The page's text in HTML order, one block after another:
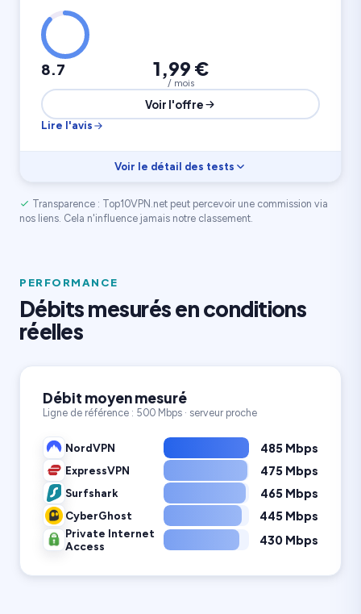
8.7 1,99 €
/ mois
Voir l'offre
Lire l'avis
Voir le détail des tests
Vitesse
8.6
Streaming
Transparence : Top10VPN.net peut percevoir une commission via
nos liens. Cela n'influence jamais notre classement.
PERFORMANCE
Débits mesurés en conditions
réelles
Débit moyen mesuré
Ligne de référence : 500 Mbps · serveur proche
NordVPN 485 Mbps
ExpressVPN 475 Mbps
Surfshark 465 Mbps
CyberGhost 445 Mbps
Private Internet
Access
430 Mbps